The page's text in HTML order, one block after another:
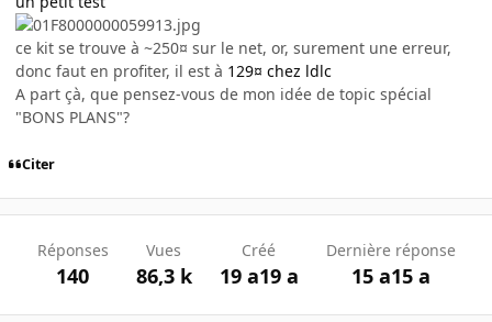
ce kit se trouve à ~250¤ sur le net, or, surement une erreur,
donc faut en profiter, il est à 129¤ chez ldlc
A part çà, que pensez-vous de mon idée de topic spécial
"BONS PLANS"?
Citer
Réponses
140
Vues
86,3 k
Créé
19 a19 a
Dernière réponse
15 a15 a